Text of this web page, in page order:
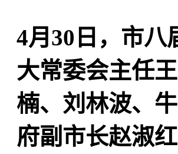
4月30日，市八
大常委会主任
楠、刘林波、
府副市长赵淑